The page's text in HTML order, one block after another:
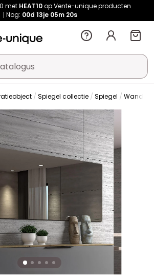
met HEAT10op Vente-unique producten
Nog: 00d 13je 05m 19s
Spiegel collectie Spiegel